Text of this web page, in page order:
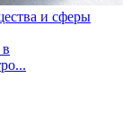
и сферы